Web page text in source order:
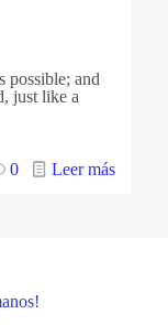
possible; and
just like a
0 Leer más